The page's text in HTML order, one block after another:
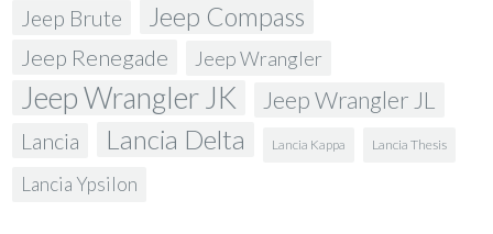
Jeep Brute Jeep Compass
Jeep Renegade Jeep Wrangler
Jeep Wrangler JK Jeep Wrangler JL
Lancia Lancia Delta Lancia Kappa Lancia Thesis
Lancia Ypsilon